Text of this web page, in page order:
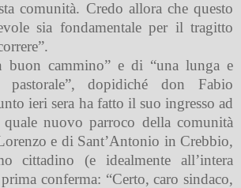
comunità. Credo allora che questo
sia fondamentale per il tragitto
buon cammino” e di “una lunga e
pastorale”, dopidiché don Fabio
ieri sera ha fatto il suo ingresso ad
nuovo parroco della comunità
e di Sant’Antonio in Crebbio,
cittadino (e idealmente all’intera
conferma: “Certo, caro sindaco,